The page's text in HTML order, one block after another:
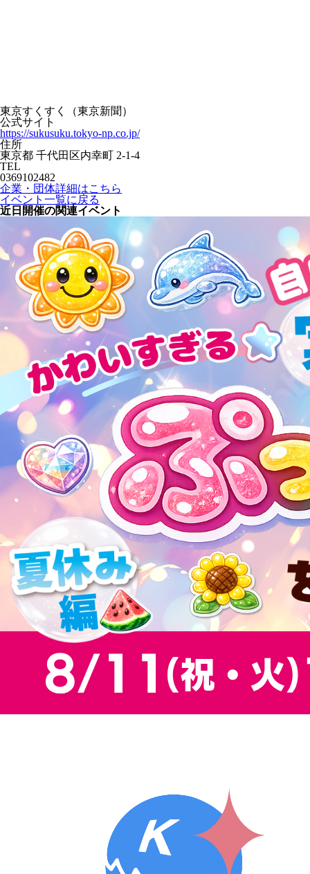
東京すくすく（東京新聞）
公式サイト
https://sukusuku.tokyo-np.co.jp/
住所
東京都 千代田区内幸町 2-1-4
TEL
0369102482
企業・団体詳細はこちら
イベント一覧に戻る
近日開催の関連イベント